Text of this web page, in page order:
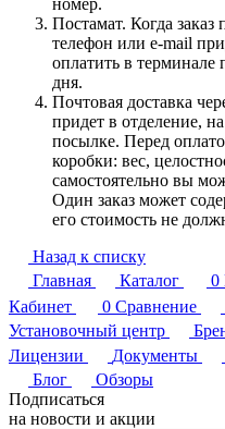
Постамат. Когда
телефон или e-mail
оплатить в
дня.
Почтовая доставка
придет в отделение,
посылке. Перед
коробки: вес,
самостоятельно вы
Один заказ может
его стоимость не
Назад к списку
Главная
Каталог 0
Кабинет
0 Сравнение
Установочный центр
Лицензии
Документы
Блог
Обзоры
Подписаться
на новости и акции